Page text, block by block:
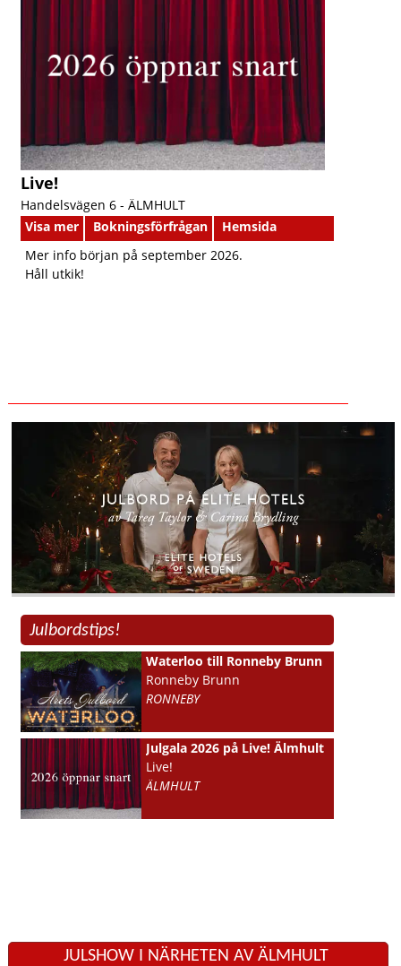
Live!
Handelsvägen 6 - ÄLMHULT
Visa mer
Bokningsförfrågan
Hemsida
Mer info början på september 2026.
Håll utkik!
Julbordstips!
Waterloo till Ronneby Brunn
Ronneby Brunn
RONNEBY
Julgala 2026 på Live! Älmhult
Live!
ÄLMHULT
JULSHOW I NÄRHETEN AV ÄLMHULT